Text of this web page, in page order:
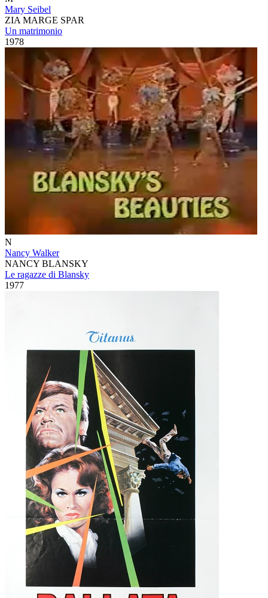
Mary Seibel
ZIA MARGE SPAR
Un matrimonio
1978
N
Nancy Walker
NANCY BLANSKY
Le ragazze di Blansky
1977